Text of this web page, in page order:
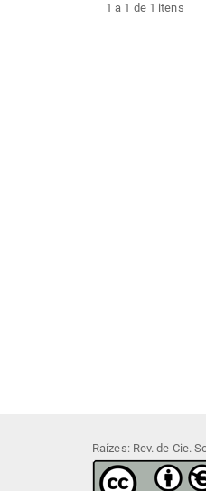
1 a 1 de 1 itens
Raízes: Rev. de Cie.